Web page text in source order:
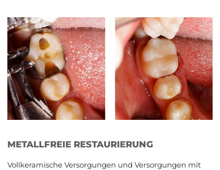
METALLFREIE RESTAURIERUNG
Vollkeramische Versorgungen und Versorgungen mit